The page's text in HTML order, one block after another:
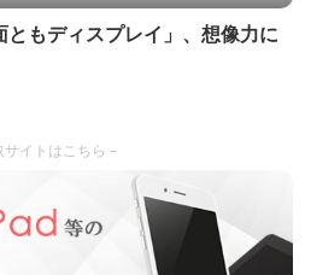
ともディスプレイ」、想像力に
サイトはこちら –